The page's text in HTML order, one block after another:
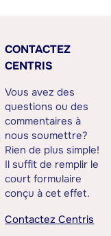
CONTACTEZ
CENTRIS
Vous avez des
questions ou des
commentaires à
nous soumettre?
Rien de plus simple!
Il suffit de remplir le
court formulaire
conçu à cet effet.
Contactez Centris